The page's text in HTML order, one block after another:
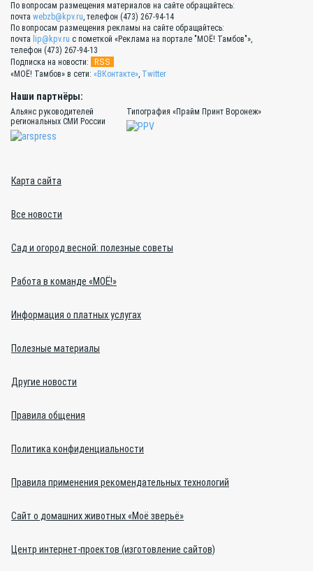
По вопросам размещения материалов на сайте обращайтесь:
почта webzb@kpv.ru, телефон (473) 267-94-14
По вопросам размещения рекламы на сайте обращайтесь:
почта lip@kpv.ru с пометкой «Реклама на портале "МОЁ! Тамбов"»,
телефон (473) 267-94-13
Подписка на новости:
RSS
«МОЁ! Тамбов» в сети: «ВКонтакте», Twitter
Наши партнёры:
Альянс руководителей
региональных СМИ России
Типография «Прайм Принт Воронеж»
Карта сайта
Все новости
Сад и огород весной: полезные советы
Работа в команде «МОЁ!»
Информация о платных услугах
Полезные материалы
Другие новости
Правила общения
Политика конфиденциальности
Правила применения рекомендательных технологий
Сайт о домашних животных «Моё зверьё»
Центр интернет-проектов (изготовление сайтов)